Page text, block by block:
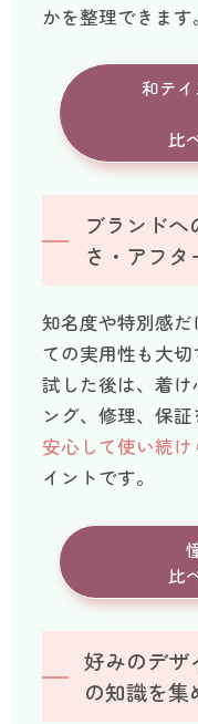
かを整理できます。
和テ
比
ブランド
さ・アフタ
知名度や特別感
ての実用性も大
試した後は、着
ング、修理、保証
安心して使い続け
イントです。
比
好みのデザ
の知識を集